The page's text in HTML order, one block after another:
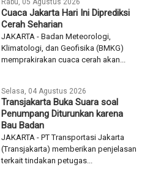
Rabu, 05 Agustus 2026
Cuaca Jakarta Hari Ini Diprediksi
Cerah Seharian
JAKARTA - Badan Meteorologi,
Klimatologi, dan Geofisika (BMKG)
memprakirakan cuaca cerah akan...
Selasa, 04 Agustus 2026
Transjakarta Buka Suara soal
Penumpang Diturunkan karena
Bau Badan
JAKARTA - PT Transportasi Jakarta
(Transjakarta) memberikan penjelasan
terkait tindakan petugas...